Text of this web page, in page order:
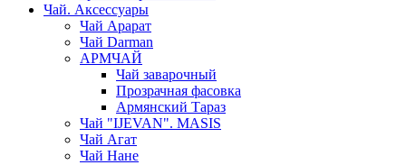
Чай. Аксессуары
Чай Арарат
Чай Darman
АРМЧАЙ
Чай заварочный
Прозрачная фасовка
Армянский Тараз
Чай "IJEVAN". MASIS
Чай Агат
Чай Нане